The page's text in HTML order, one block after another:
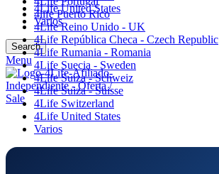
4Life United States
Varios
Search
Menu
4life Puerto Rico
4Life Reino Unido - UK
4Life República Checa - Czech Republic
4Life Rumania - Romania
4Life Suecia - Sweden
4Life Suiza - Schweiz
4Life Suiza - Suisse
4Life Switzerland
4Life United States
Varios